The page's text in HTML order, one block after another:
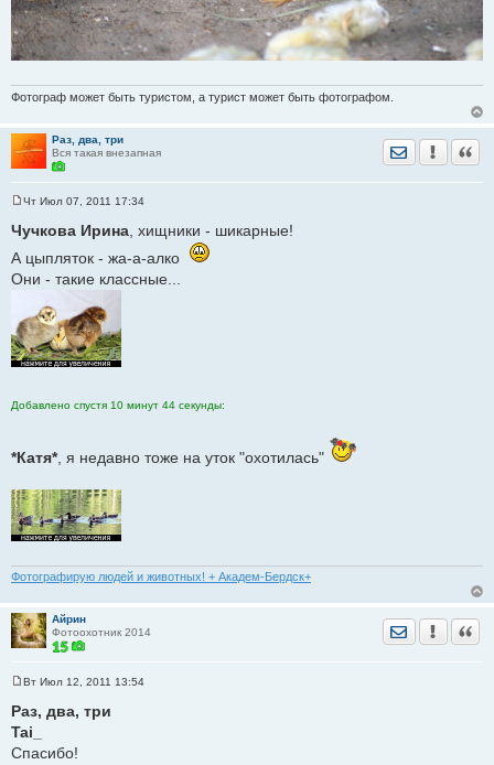
Фотограф может быть туристом, а турист может быть фотографом.
Раз, два, три
Вся такая внезапная
Отправить
о
щ
е
е
Чт Июл 07, 2011 17:34
Чучкова Ирина , хищники - шикарные!
А цыпляток - жа-а-алко
Они - такие классные...
Добавлено спустя 10 минут 44 секунды:
*Катя*, я недавно тоже на уток "охотилась"
Фотографирую людей и животных! + Академ-Бердск+
Айрин
Фотоохотник 2014
Отправить
о
б
е
Вт Июл 12, 2011 13:54
Раз, два, три
Tai_
Спасибо!